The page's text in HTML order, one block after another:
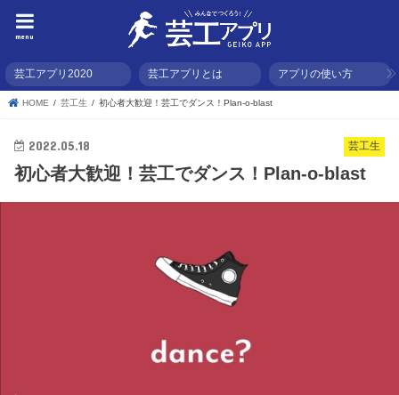
menu
芸工アプリ2020 芸工アプリとは アプリの使い方
HOME 芸工生 初心者大歓迎！芸工でダンス！Plan-o-blast
芸工生
2022.05.18
初心者大歓迎！芸工でダンス！Plan-o-blast